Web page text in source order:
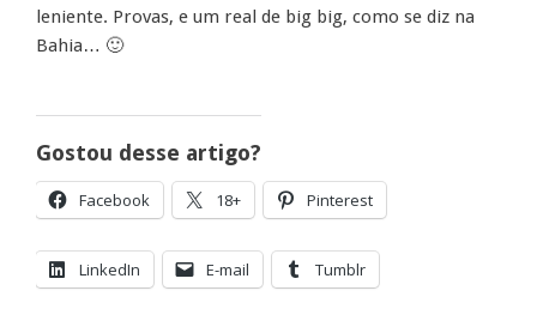
leniente. Provas, e um real de big big, como se diz na
Bahia… 🙂
Gostou desse artigo?
Facebook 18+ Pinterest
LinkedIn E-mail Tumblr